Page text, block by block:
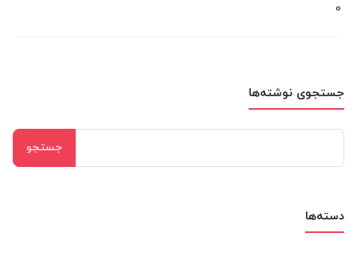
جستجوی نوشته‌ها
برای:
دسته‌ها
0